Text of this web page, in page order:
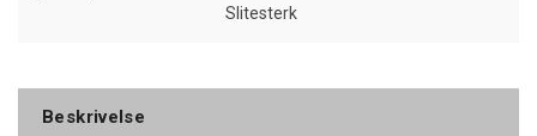
Slitesterk
Beskrivelse